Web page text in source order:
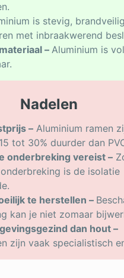
is stevig,
met inbraakwerend
– Aluminium is
Nadelen
– Aluminium ramen
tot 30% duurder dan
onderbreking vereist –
is de isolatie
te herstellen –
kan je niet zomaar
dan hout –
zijn vaak specialistisch